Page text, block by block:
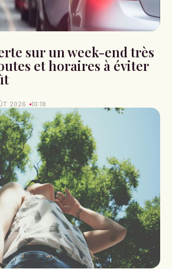
sur un week-end très
et horaires à éviter
2026 10:18